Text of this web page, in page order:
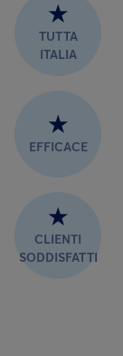
★
TUTTA
ITALIA
★
EFFICACE
★
CLIENTI
SODDISFATTI